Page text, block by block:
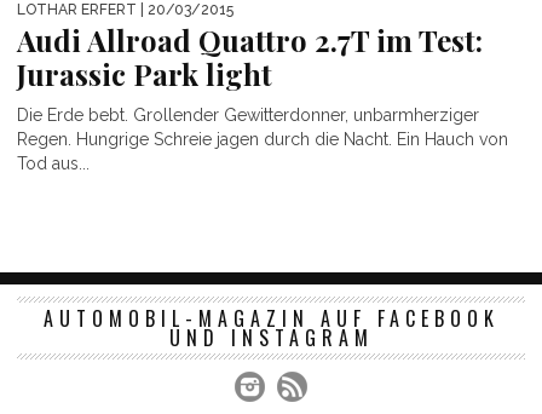
LOTHAR ERFERT | 20/03/2015
Audi Allroad Quattro 2.7T im Test:
Jurassic Park light
Die Erde bebt. Grollender Gewitterdonner, unbarmherziger
Regen. Hungrige Schreie jagen durch die Nacht. Ein Hauch von
Tod aus...
AUTOMOBIL-MAGAZIN AUF FACEBOOK
UND INSTAGRAM